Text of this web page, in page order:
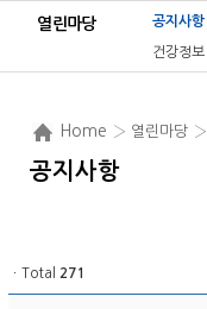
열린마당 공지사항
건강정보
Home › 열린마당 ›
공지사항
ㆍTotal 271